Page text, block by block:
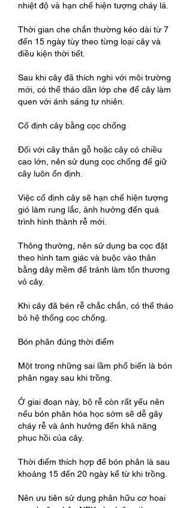
nhiệt độ và hạn chế hiện tượng cháy lá.
Thời gian che chắn thường kéo dài từ 7
đến 15 ngày tùy theo từng loại cây và
điều kiện thời tiết.
Sau khi cây đã thích nghi với môi trường
mới, có thể tháo dần lớp che để cây làm
quen với ánh sáng tự nhiên.
Cố định cây bằng cọc chống
Đối với cây thân gỗ hoặc cây có chiều
cao lớn, nên sử dụng cọc chống để giữ
cây luôn ổn định.
Việc cố định cây sẽ hạn chế hiện tượng
gió làm rung lắc, ảnh hưởng đến quá
trình hình thành rễ mới.
Thông thường, nên sử dụng ba cọc đặt
theo hình tam giác và buộc vào thân
bằng dây mềm để tránh làm tổn thương
vỏ cây.
Khi cây đã bén rễ chắc chắn, có thể tháo
bỏ hệ thống cọc chống.
Bón phân đúng thời điểm
Một trong những sai lầm phổ biến là bón
phân ngay sau khi trồng.
Ở giai đoạn này, bộ rễ còn rất yếu nên
nếu bón phân hóa học sớm sẽ dễ gây
cháy rễ và ảnh hưởng đến khả năng
phục hồi của cây.
Thời điểm thích hợp để bón phân là sau
khoảng 15 đến 20 ngày kể từ khi trồng.
Nên ưu tiên sử dụng phân hữu cơ hoai